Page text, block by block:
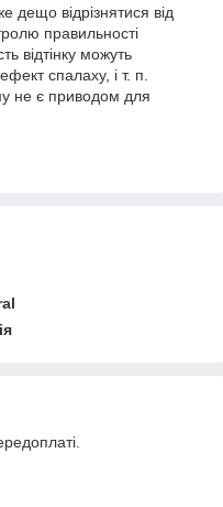
дещо відрізнятися від
правильності
відтінку можуть
спалаху, і т. п.
не є приводом для